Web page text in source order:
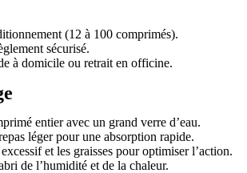
(12 à 100 comprimés).
sécurisé.
à domicile ou retrait en officine.
entier avec un grand verre d’eau.
léger pour une absorption rapide.
et les graisses pour optimiser l’action.
de l’humidité et de la chaleur.